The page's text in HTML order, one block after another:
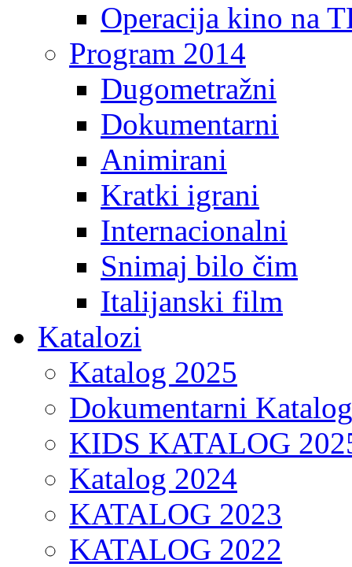
Operacija kino na
Program 2014
Dugometražni
Dokumentarni
Animirani
Kratki igrani
Internacionalni
Snimaj bilo čim
Italijanski film
Katalozi
Katalog 2025
Dokumentarni Katalog
KIDS KATALOG
Katalog 2024
KATALOG 2023
KATALOG 2022